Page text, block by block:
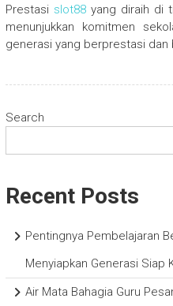
Prestasi slot88yang diraih di
menunjukkan komitmen
generasi yang berprestasi dan
Search
Recent Posts
Pentingnya Pembelajaran
Menyiapkan Generasi Siap
Air Mata Bahagia Guru